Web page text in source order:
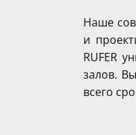
Наше
и
RUFER
залов.
всего